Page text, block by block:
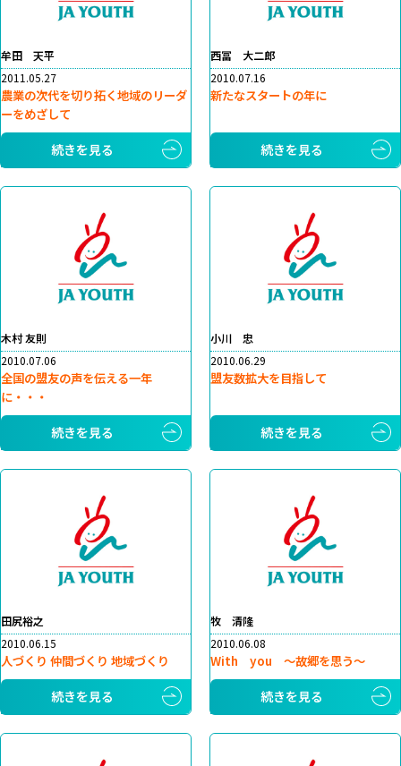
牟田 天平
2011.05.27
農業の次代を切り拓く地域のリーダ
ーをめざして
続きを見る
西冨 大二郎
2010.07.16
新たなスタートの年に
続きを見る
木村 友則
2010.07.06
全国の盟友の声を伝える一年
に・・・
続きを見る
小川 忠
2010.06.29
盟友数拡大を目指して
続きを見る
田尻裕之
2010.06.15
人づくり 仲間づくり 地域づくり
続きを見る
牧 清隆
2010.06.08
With you ～故郷を思う～
続きを見る